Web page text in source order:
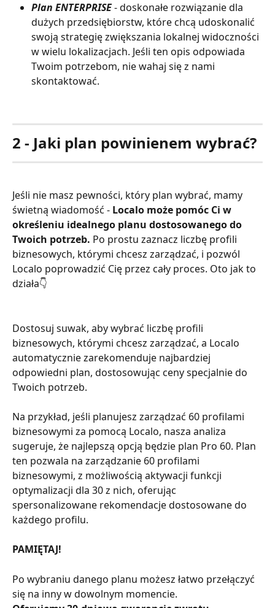
Plan ENTERPRISE - doskonałe rozwiązanie dla
dużych przedsiębiorstw, które chcą udoskonalić
swoją strategię zwiększania lokalnej widoczności
w wielu lokalizacjach. Jeśli ten opis odpowiada
Twoim potrzebom, nie wahaj się z nami
skontaktować.
2 - Jaki plan powinienem wybrać?
Jeśli nie masz pewności, który plan wybrać, mamy
świetną wiadomość - Localo może pomóc Ci w
określeniu idealnego planu dostosowanego do
Twoich potrzeb. Po prostu zaznacz liczbę profili
biznesowych, którymi chcesz zarządzać, i pozwól
Localo poprowadzić Cię przez cały proces. Oto jak to
działa👇
Dostosuj suwak, aby wybrać liczbę profili
biznesowych, którymi chcesz zarządzać, a Localo
automatycznie zarekomenduje najbardziej
odpowiedni plan, dostosowując ceny specjalnie do
Twoich potrzeb.
Na przykład, jeśli planujesz zarządzać 60 profilami
biznesowymi za pomocą Localo, nasza analiza
sugeruje, że najlepszą opcją będzie plan Pro 60. Plan
ten pozwala na zarządzanie 60 profilami
biznesowymi, z możliwością aktywacji funkcji
optymalizacji dla 30 z nich, oferując
spersonalizowane rekomendacje dostosowane do
każdego profilu.
PAMIĘTAJ!
Po wybraniu danego planu możesz łatwo przełączyć
się na inny w dowolnym momencie.